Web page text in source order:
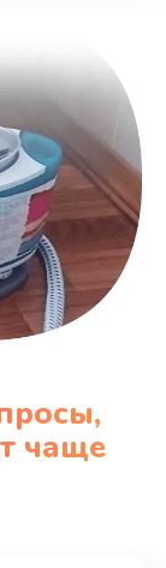
чаще